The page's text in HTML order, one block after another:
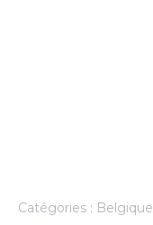
Catégories : Belgique